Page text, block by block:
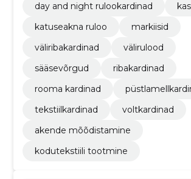
day and night rulookardinad
katuseakna ruloo
markiisid
väliribakardinad
välirulood
sääsevõrgud
ribakardinad
rooma kardinad
tekstiilkardinad
voltkardinad
akende mõõdistamine
kodutekstiili tootmine